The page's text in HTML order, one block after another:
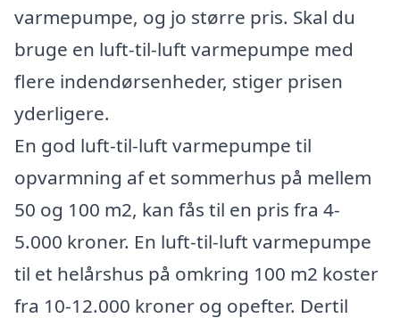
varmepumpe, og jo større pris. Skal du
bruge en luft-til-luft varmepumpe med
flere indendørsenheder, stiger prisen
yderligere.
En god luft-til-luft varmepumpe til
opvarmning af et sommerhus på mellem
50 og 100 m2, kan fås til en pris fra 4-
5.000 kroner. En luft-til-luft varmepumpe
til et helårshus på omkring 100 m2 koster
fra 10-12.000 kroner og opefter. Dertil